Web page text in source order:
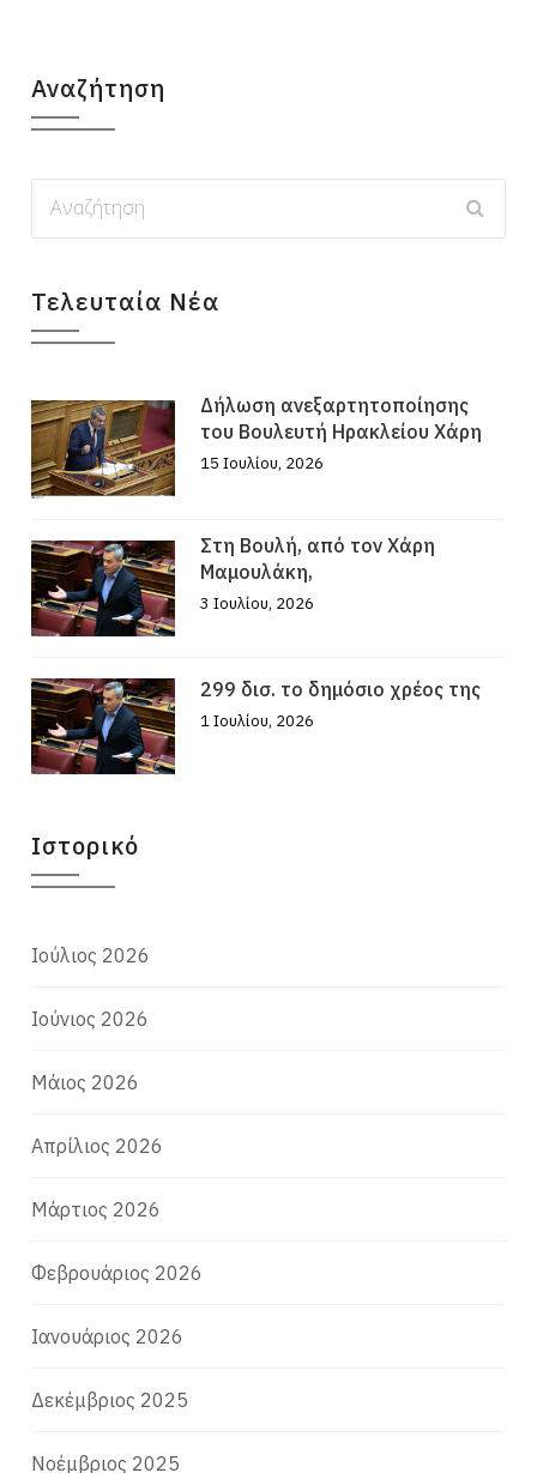
Αναζήτηση
Τελευταία Νέα
Δήλωση ανεξαρτητοποίησης
του Βουλευτή Ηρακλείου Χάρη
15 Ιουλίου, 2026
Στη Βουλή, από τον Χάρη
Μαμουλάκη,
3 Ιουλίου, 2026
299 δισ. το δημόσιο χρέος της
1 Ιουλίου, 2026
Ιστορικό
Ιούλιος 2026
Ιούνιος 2026
Μάιος 2026
Απρίλιος 2026
Μάρτιος 2026
Φεβρουάριος 2026
Ιανουάριος 2026
Δεκέμβριος 2025
Νοέμβριος 2025